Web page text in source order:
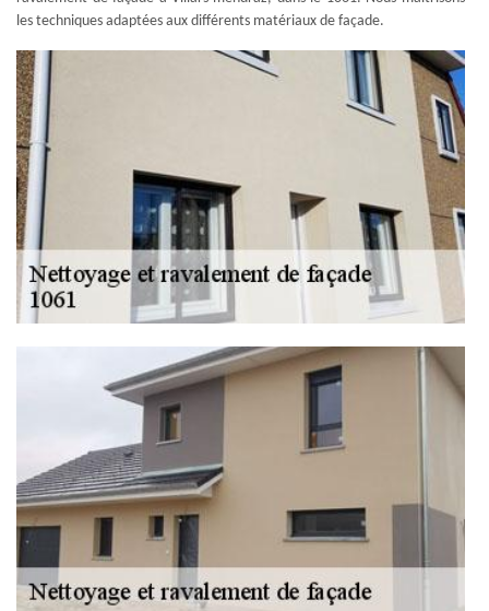
les techniques adaptées aux différents matériaux de façade.